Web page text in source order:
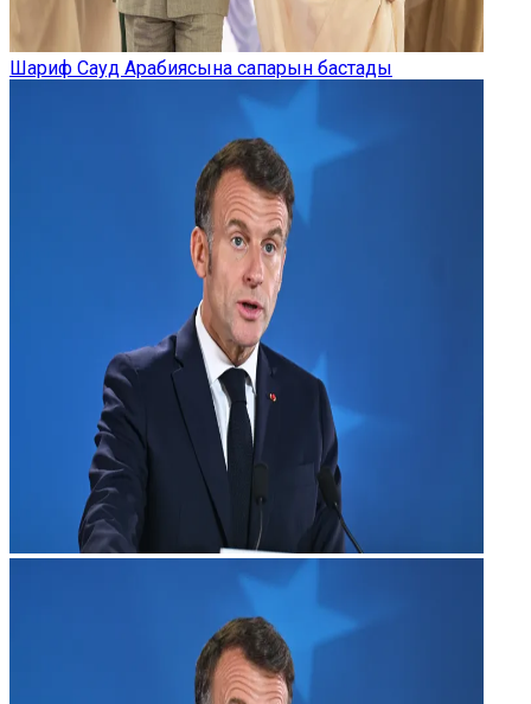
Шариф Сауд Арабиясына сапарын бастады